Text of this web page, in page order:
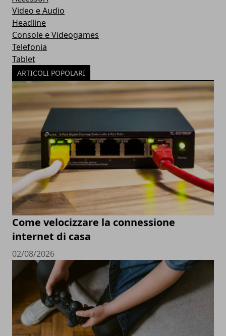
Video e Audio
Headline
Console e Videogames
Telefonia
Tablet
ARTICOLI POPOLARI
Come velocizzare la connessione
internet di casa
02/08/2026